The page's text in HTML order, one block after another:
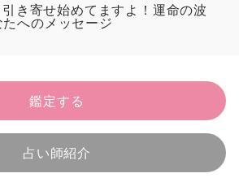
き寄せ始めてますよ！運命の波
へのメッセージ
鑑定する
占い師紹介